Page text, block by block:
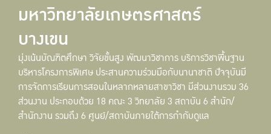
มหาวิทยาลัยเกษตรศาสตร์
บางเขน
มุ่งเน้นบัณฑิตศึกษา วิจัยขั้นสูง พัฒนาวิชาการ บริการวิชาพื้นฐาน
บริหารโครงการพิเศษ ประสานความร่วมมือกับนานาชาติ ปัจจุบันมี
การจัดการเรียนการสอนในหลากหลายสาขาวิชา มีส่วนงานรวม 36
ส่วนงาน ประกอบด้วย 18 คณะ 3 วิทยาลัย 3 สถาบัน 6 สำนัก/
สำนักงาน รวมถึง 6 ศูนย์/สถาบันภายใต้การกำกับดูแล